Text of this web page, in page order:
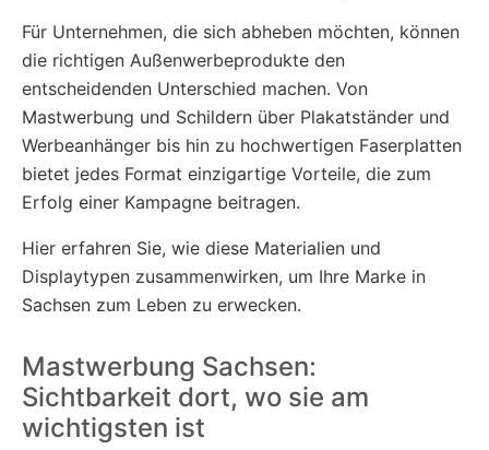
Für Unternehmen, die sich abheben möchten, können
die richtigen Außenwerbeprodukte den
entscheidenden Unterschied machen. Von
Mastwerbung und Schildern über Plakatständer und
Werbeanhänger bis hin zu hochwertigen Faserplatten
bietet jedes Format einzigartige Vorteile, die zum
Erfolg einer Kampagne beitragen.
Hier erfahren Sie, wie diese Materialien und
Displaytypen zusammenwirken, um Ihre Marke in
Sachsen zum Leben zu erwecken.
Mastwerbung Sachsen:
Sichtbarkeit dort, wo sie am
wichtigsten ist